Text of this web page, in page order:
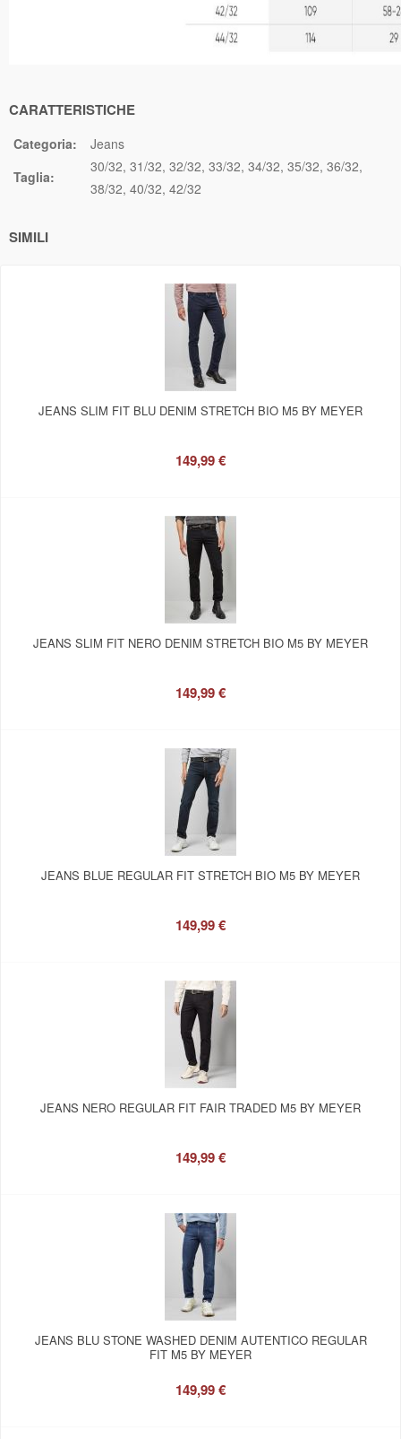
CARATTERISTICHE
Categoria:
Jeans
Taglia:
30/32 31/32 32/32 33/32 34/32 35/32 36/32
38/32 40/32 42/32
SIMILI
JEANS SLIM FIT BLU DENIM STRETCH BIO M5 BY MEYER
149,99 €
JEANS SLIM FIT NERO DENIM STRETCH BIO M5 BY MEYER
149,99 €
JEANS BLUE REGULAR FIT STRETCH BIO M5 BY MEYER
149,99 €
JEANS NERO REGULAR FIT FAIR TRADED M5 BY MEYER
149,99 €
JEANS BLU STONE WASHED DENIM AUTENTICO REGULAR
FIT M5 BY MEYER
149,99 €